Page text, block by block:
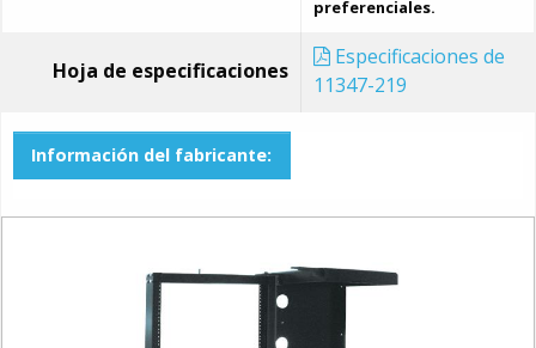
preferenciales.
Hoja de especificaciones
Especificaciones de
11347-219
Información del fabricante: